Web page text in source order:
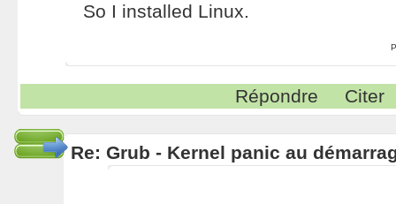
So I installed Linux.
Répondre Citer
Re: Grub - Kernel panic au